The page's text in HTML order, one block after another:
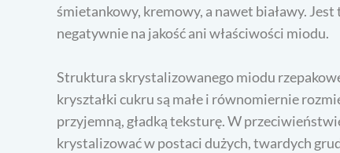
śmietankowy, kremowy, a nawet białawy.
negatywnie na jakość ani właściwości miodu.
Struktura skrystalizowanego miodu
kryształki cukru są małe i równomiernie
przyjemną, gładką teksturę. W
krystalizować w postaci dużych, twardych